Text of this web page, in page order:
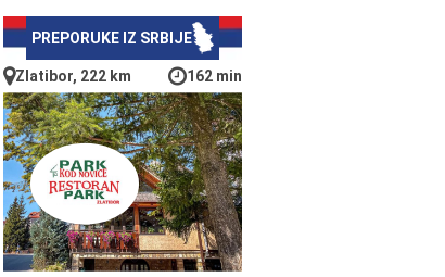
PREPORUKE IZ SRBIJE
Zlatibor, 222 km 162 min